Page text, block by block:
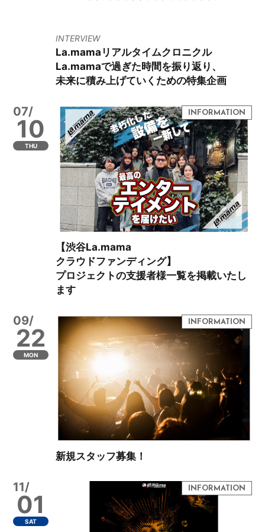
INTERVIEW
La.mamaリアルタイムクロニクル
La.mamaで過ぎた時間を振り返り、
未来に積み上げていくための特集企画
07/
10
THU
【渋谷La.mama
クラウドファンディング】
プロジェクトの支援者様一覧を掲載いたし
ます
09/
22
MON
新規スタッフ募集！
11/
01
SAT